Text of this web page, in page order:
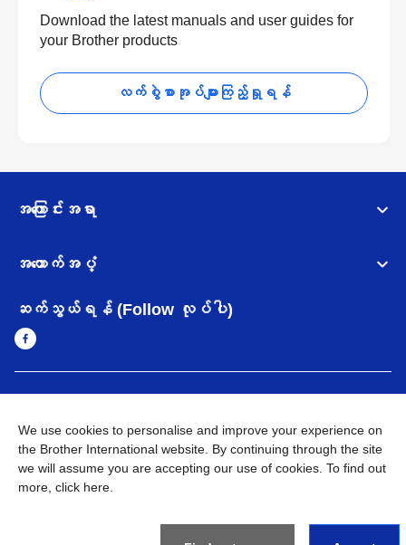
Download the latest manuals and user guides for
your Brother products
လက်စွဲစာအုပ်များကြည့်ရှုရန်
အကြောင်းအရာ
အထောက်အပံ့
ဆက်သွယ်ရန် (Follow လုပ်ပါ)
အချက်အလက်မူဝါဒ အသုံးပြုမူဝါဒ
သုံးစွဲရန် ဝက်ဆိုဒ်အညွှန်း
Brother Global ဝက်ဆိုဒ်သို့သွားရန်
We use cookies to personalise and improve your experience on
the Brother International website. By continuing through the site
we will assume you are accepting our use of cookies. To find out
more, click here